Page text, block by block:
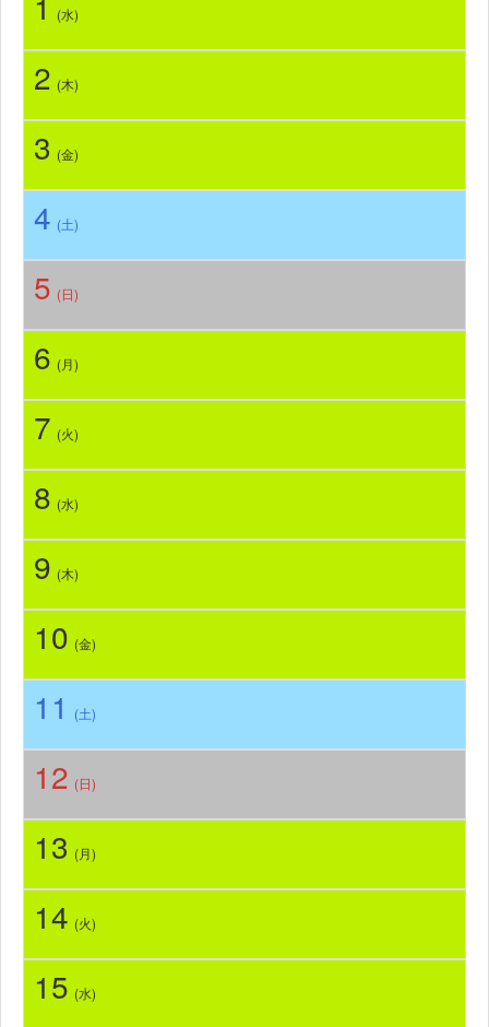
(水)
2 (木)
3 (金)
4 (土)
5 (日)
6 (月)
7 (火)
8 (水)
9 (木)
10 (金)
11 (土)
12 (日)
13 (月)
14 (火)
15 (水)